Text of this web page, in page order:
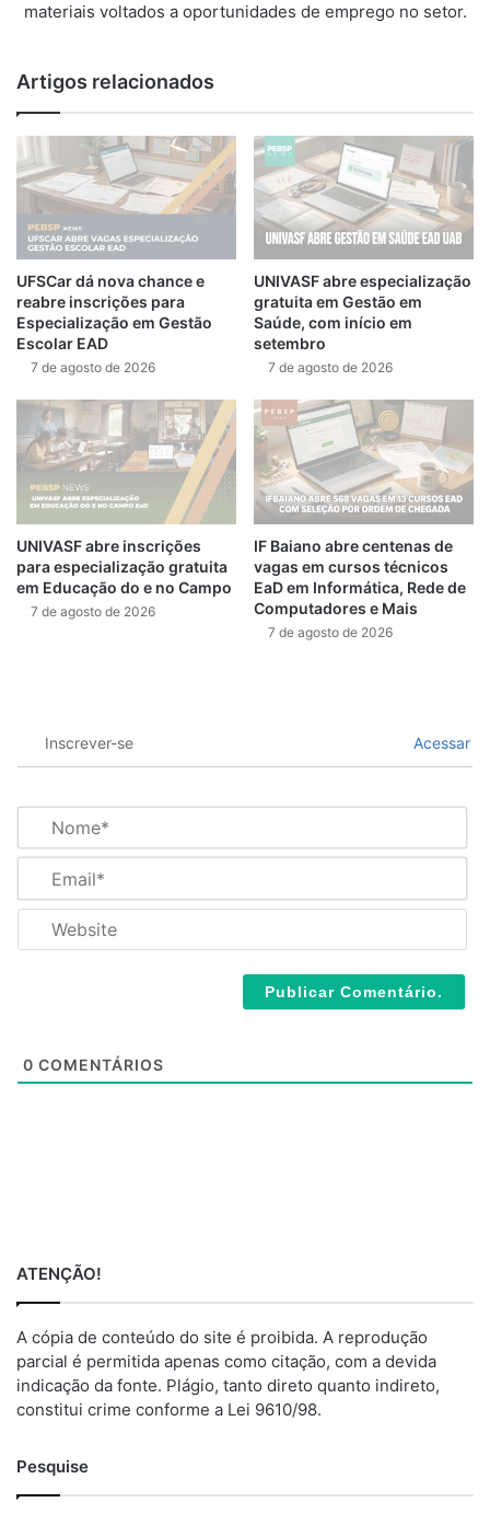
materiais voltados a oportunidades de emprego no setor.
Artigos relacionados
UFSCar dá nova chance e
reabre inscrições para
Especialização em Gestão
Escolar EAD
7 de agosto de 2026
UNIVASF abre especialização
gratuita em Gestão em
Saúde, com início em
setembro
7 de agosto de 2026
UNIVASF abre inscrições
para especialização gratuita
em Educação do e no Campo
7 de agosto de 2026
IF Baiano abre centenas de
vagas em cursos técnicos
EaD em Informática, Rede de
Computadores e Mais
7 de agosto de 2026
Inscrever-se Acessar
m
*a
l
0 COMENTÁRIOS
ATENÇÃO!
A cópia de conteúdo do site é proibida. A reprodução
parcial é permitida apenas como citação, com a devida
indicação da fonte. Plágio, tanto direto quanto indireto,
constitui crime conforme a Lei 9610/98.
Pesquise